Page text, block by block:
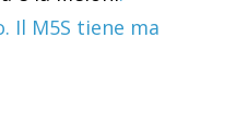
Il M5S tiene ma